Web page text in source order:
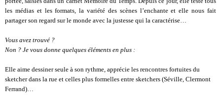
les médias et les formats, la variété des scènes l’enchante et elle nous fait
partager son regard sur le monde avec la justesse qui la caractérise…
Vous avez trouvé ?
Non ? Je vous donne quelques éléments en plus :
Elle aime dessiner seule à son rythme, apprécie les rencontres fortuites du
sketcher dans la rue et celles plus formelles entre sketchers (Séville, Clermont
Ferrand)…